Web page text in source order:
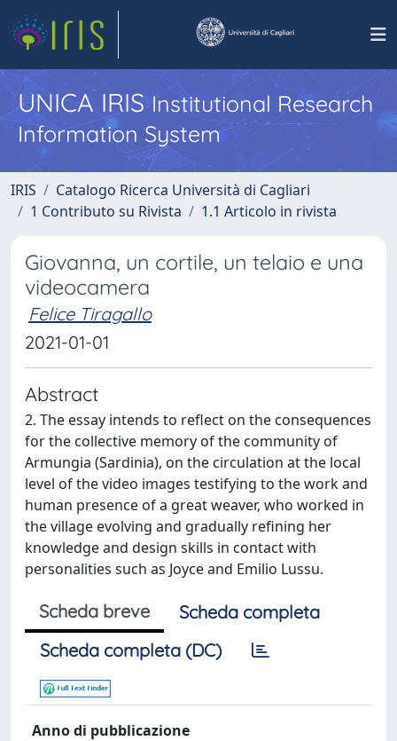
UNICA IRISInstitutional Research
Information System
IRIS
Catalogo Ricerca Università di Cagliari
1 Contributo su Rivista
1.1 Articolo in rivista
Giovanna, un cortile, un telaio e una
videocamera
Felice Tiragallo
2021-01-01
Abstract
2. The essay intends to reflect on the consequences
for the collective memory of the community of
Armungia (Sardinia), on the circulation at the local
level of the video images testifying to the work and
human presence of a great weaver, who worked in
the village evolving and gradually refining her
knowledge and design skills in contact with
personalities such as Joyce and Emilio Lussu.
Scheda breve
Scheda completa
Scheda completa (DC)
Anno di pubblicazione